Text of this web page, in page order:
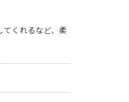
てくれるなど、柔